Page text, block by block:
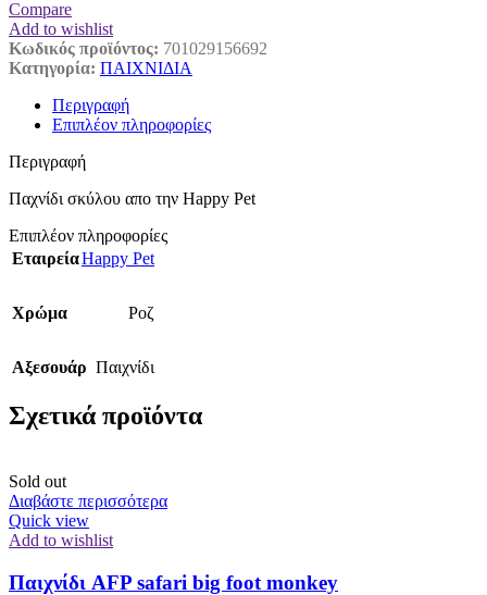
Compare
Add to wishlist
Κωδικός προϊόντος: 701029156692
Κατηγορία: ΠΑΙΧΝΙΔΙΑ
Περιγραφή
Επιπλέον πληροφορίες
Περιγραφή
Παχνίδι σκύλου απο την Happy Pet
Επιπλέον πληροφορίες
ΕταιρείαHappy Pet
Χρώμα Ροζ
Αξεσουάρ Παιχνίδι
Σχετικά προϊόντα
Sold out
Διαβάστε περισσότερα
Quick view
Add to wishlist
Παιχνίδι AFP safari big foot monkey